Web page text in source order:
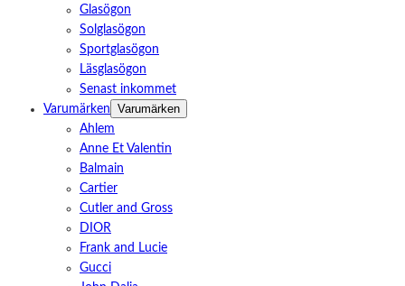
Glasögon
Solglasögon
Sportglasögon
Läsglasögon
Senast inkommet
Varumärken
Varumärken
Ahlem
Anne Et Valentin
Balmain
Cartier
Cutler and Gross
DIOR
Frank and Lucie
Gucci